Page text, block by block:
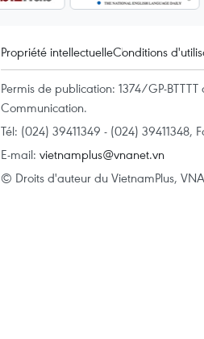
Propriété intellectuelleConditions
Permis de publication: 1374/GP-
Communication.
Tél: (024) 39411349 - (024) 39411348,
E-mail: vietnamplus@vnanet.vn
© Droits d'auteur du VietnamPlus,